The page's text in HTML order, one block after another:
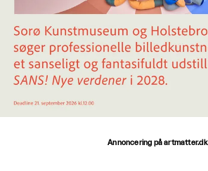
Annoncering på artmatter.dk